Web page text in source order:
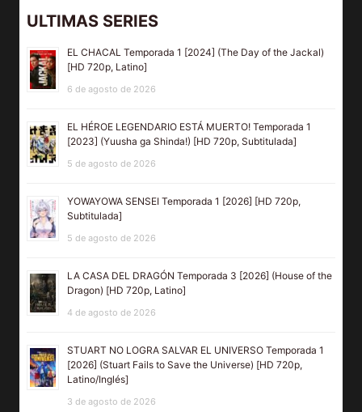
ULTIMAS SERIES
EL CHACAL Temporada 1 [2024] (The Day of the Jackal)
[HD 720p, Latino]
6 de agosto de 2026
EL HÉROE LEGENDARIO ESTÁ MUERTO! Temporada 1
[2023] (Yuusha ga Shinda!) [HD 720p, Subtitulada]
5 de agosto de 2026
YOWAYOWA SENSEI Temporada 1 [2026] [HD 720p,
Subtitulada]
5 de agosto de 2026
LA CASA DEL DRAGÓN Temporada 3 [2026] (House of the
Dragon) [HD 720p, Latino]
4 de agosto de 2026
STUART NO LOGRA SALVAR EL UNIVERSO Temporada 1
[2026] (Stuart Fails to Save the Universe) [HD 720p,
Latino/Inglés]
3 de agosto de 2026